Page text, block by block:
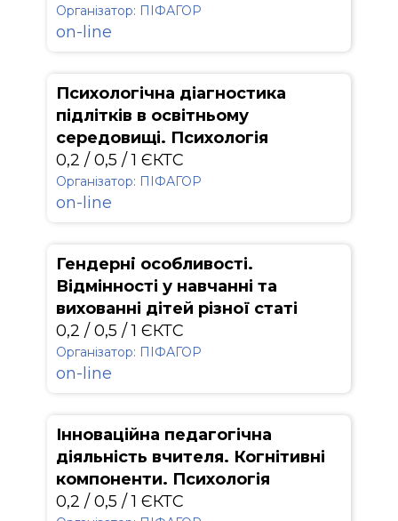
Організатор: ПІФАГОР
on-line
Психологічна діагностика
підлітків в освітньому
середовищі. Психологія
0,2 / 0,5 / 1 ЄКТС
Організатор: ПІФАГОР
on-line
Гендернi особливості.
Відмінності у навчанні та
вихованні дітей різної статі
0,2 / 0,5 / 1 ЄКТС
Організатор: ПІФАГОР
on-line
Інноваційна педагогічна
діяльність вчителя. Когнітивні
компоненти. Психологія
0,2 / 0,5 / 1 ЄКТС